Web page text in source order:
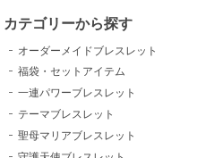
カテゴリーから探す
オーダーメイドブレスレット
福袋・セットアイテム
一連パワーブレスレット
テーマブレスレット
聖母マリアブレスレット